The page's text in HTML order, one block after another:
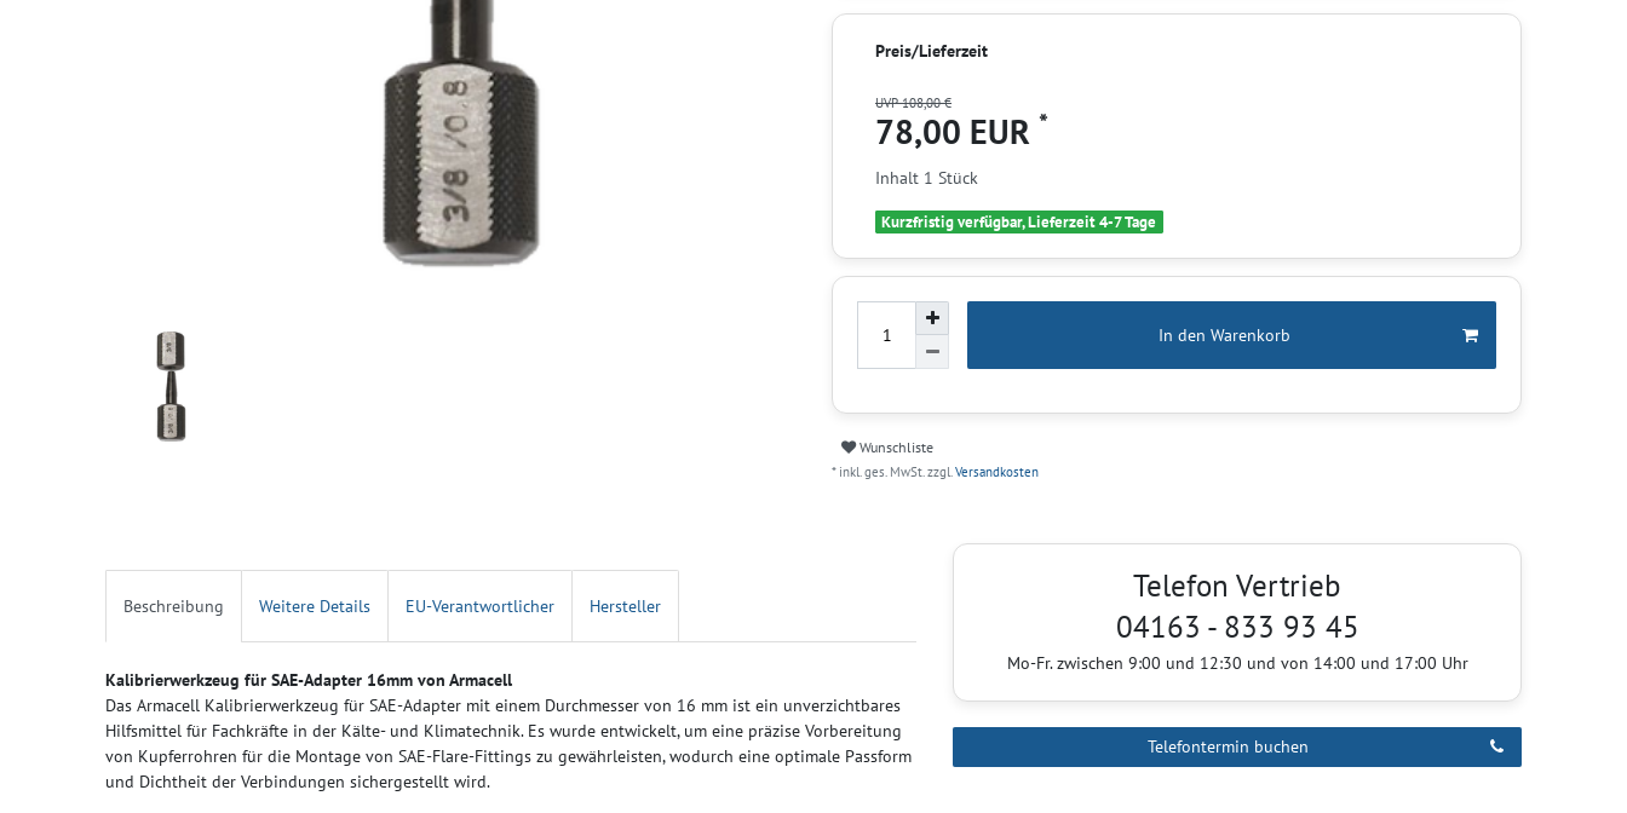
Preis/Lieferzeit
UVP 108,00 €
78,00 EUR *
Inhalt 1 Stück
Kurzfristig verfügbar, Lieferzeit 4-7 Tage
In den Warenkorb
Wunschliste
* inkl. ges. MwSt. zzgl.Versandkosten
Beschreibung Weitere Details EU-Verantwortlicher Hersteller
Kalibrierwerkzeug für SAE-Adapter 16mm von Armacell
Das Armacell Kalibrierwerkzeug für SAE-Adapter mit einem Durchmesser von 16 mm ist ein unverzichtbares
Hilfsmittel für Fachkräfte in der Kälte- und Klimatechnik. Es wurde entwickelt, um eine präzise Vorbereitung
von Kupferrohren für die Montage von SAE-Flare-Fittings zu gewährleisten, wodurch eine optimale Passform
und Dichtheit der Verbindungen sichergestellt wird.
Telefon Vertrieb
04163 - 833 93 45
Mo-Fr. zwischen 9:00 und 12:30 und von 14:00 und 17:00 Uhr
Telefontermin buchen